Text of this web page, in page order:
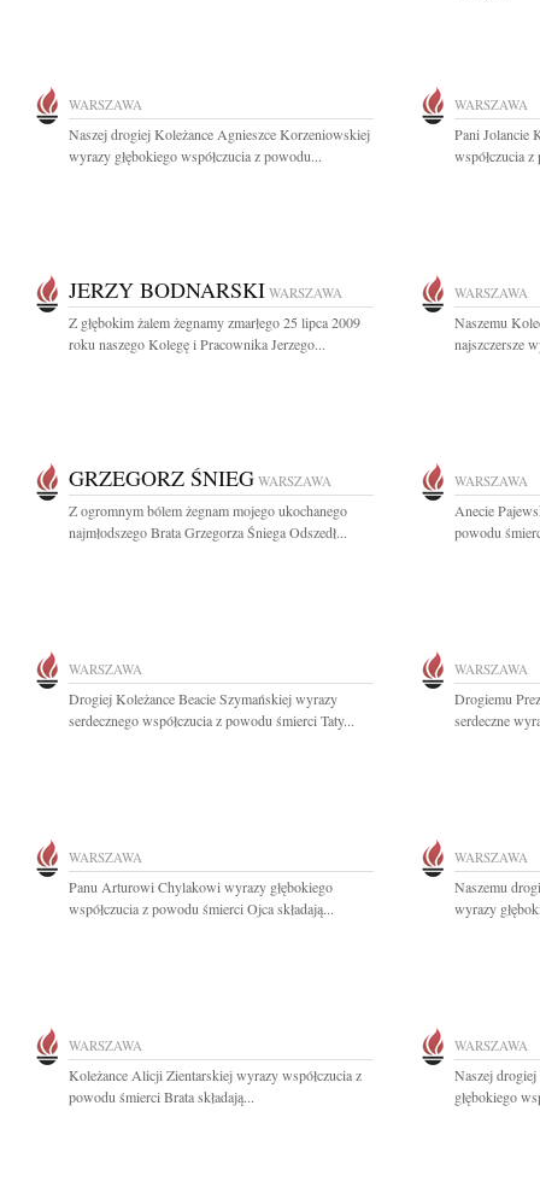
WARSZAWA
Naszej drogiej Koleżance Agnieszce Korzeniowskiej
wyrazy głębokiego współczucia z powodu...
WARSZAWA
Pani Jolancie
współczucia
JERZY BODNARSKI WARSZAWA
Z głębokim żalem żegnamy zmarłego 25 lipca 2009
roku naszego Kolegę i Pracownika Jerzego...
WARSZAWA
Naszemu
najszczersze
GRZEGORZ ŚNIEG WARSZAWA
Z ogromnym bólem żegnam mojego ukochanego
najmłodszego Brata Grzegorza Śniega Odszedł...
WARSZAWA
Anecie
powodu
WARSZAWA
Drogiej Koleżance Beacie Szymańskiej wyrazy
serdecznego współczucia z powodu śmierci Taty...
WARSZAWA
Drogiemu
serdeczne
WARSZAWA
Panu Arturowi Chylakowi wyrazy głębokiego
współczucia z powodu śmierci Ojca składają...
WARSZAWA
Naszemu
wyrazy
WARSZAWA
Koleżance Alicji Zientarskiej wyrazy współczucia z
powodu śmierci Brata składają...
WARSZAWA
Naszej
głębokiego